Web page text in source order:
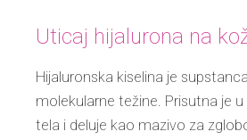
Uticaj hijalurona na
Hijaluronska kiselina je
molekularne težine. Prisutna je
tela i deluje kao mazivo za